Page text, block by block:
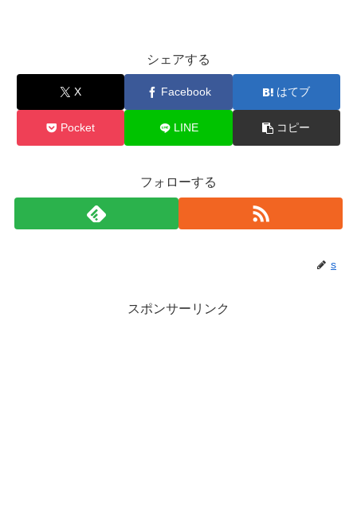
シェアする
X Facebook はてブ
Pocket LINE コピー
フォローする
s
スポンサーリンク